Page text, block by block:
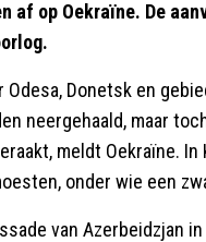
af op Oekraïne. De
Donetsk en
neergehaald, maar
meldt Oekraïne. In
onder wie een
van Azerbeidzjan